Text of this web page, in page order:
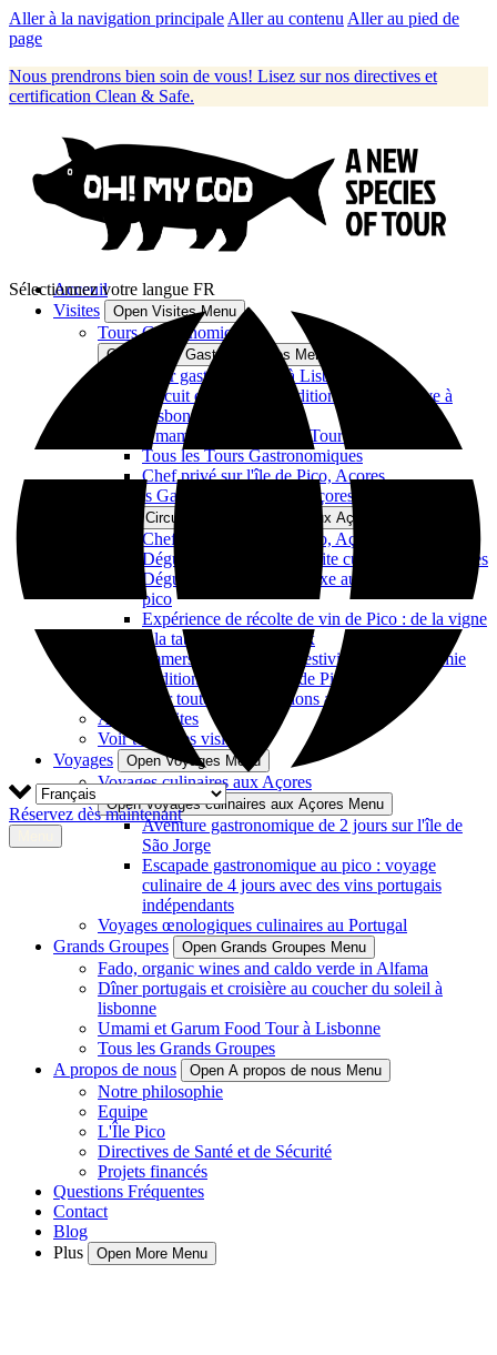
Aller à la navigation principale Aller au contenu Aller au pied de
page
Nous prendrons bien soin de vous! Lisez sur nos directives et
certification Clean & Safe.
Acceuil
Visites
Open Visites Menu
Tours Gastronomiques
Open Tours Gastronomiques Menu
Tour gastronomique à Lisbonne
Circuit de Cuisine Traditionelle et Creative à
Lisbonne
Umami et Garum Food Tour à Lisbonne
Tous les Tours Gastronomiques
Chef privé sur l'île de Pico, Açores
Circuits Gastronomiques aux Açores
Open Circuits Gastronomiques aux Açores Menu
Chef privé sur l'île de Pico, Açores
Dégustation de vins et visite culturelle des Açores
Dégustation de vins de luxe au domaine czar
pico
Expérience de récolte de vin de Pico : de la vigne
à la table avec les locaux
Immersion culturelle : festivités et gastronomie
traditionnelles sur l'île de Pico
Voir toutes les excursions aux Açores
Azores Visites
Voir toutes les visites
Voyages
Open Voyages Menu
Voyages culinaires aux Açores
Open Voyages culinaires aux Açores Menu
Aventure gastronomique de 2 jours sur l'île de
São Jorge
Escapade gastronomique au pico : voyage
culinaire de 4 jours avec des vins portugais
indépendants
Voyages œnologiques culinaires au Portugal
Grands Groupes
Open Grands Groupes Menu
Fado, organic wines and caldo verde in Alfama
Dîner portugais et croisière au coucher du soleil à
lisbonne
Umami et Garum Food Tour à Lisbonne
Tous les Grands Groupes
A propos de nous
Open A propos de nous Menu
Notre philosophie
Equipe
L'Île Pico
Directives de Santé et de Sécurité
Projets financés
Questions Fréquentes
Contact
Blog
Plus
Open More Menu
Sélectionnez votre langue FR
Réservez dès maintenant